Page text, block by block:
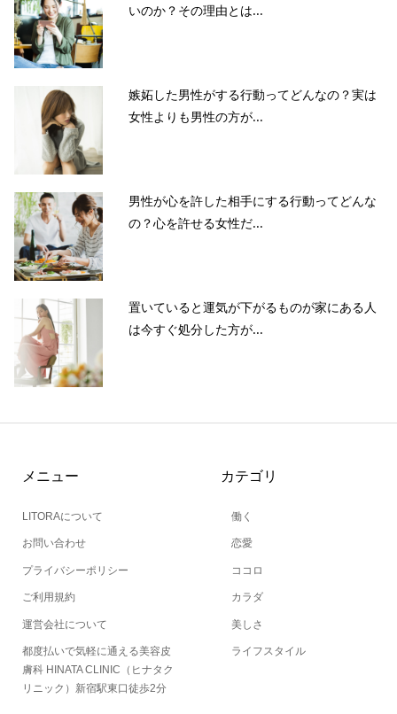
いのか？その理由とは...
嫉妬した男性がする行動ってどんなの？実は
女性よりも男性の方が...
男性が心を許した相手にする行動ってどんな
の？心を許せる女性だ...
置いていると運気が下がるものが家にある人
は今すぐ処分した方が...
メニュー
LITORAについて
お問い合わせ
プライバシーポリシー
ご利用規約
運営会社について
都度払いで気軽に通える美容皮
膚科 HINATA CLINIC（ヒナタク
リニック）新宿駅東口徒歩2分
カテゴリ
働く
恋愛
ココロ
カラダ
美しさ
ライフスタイル